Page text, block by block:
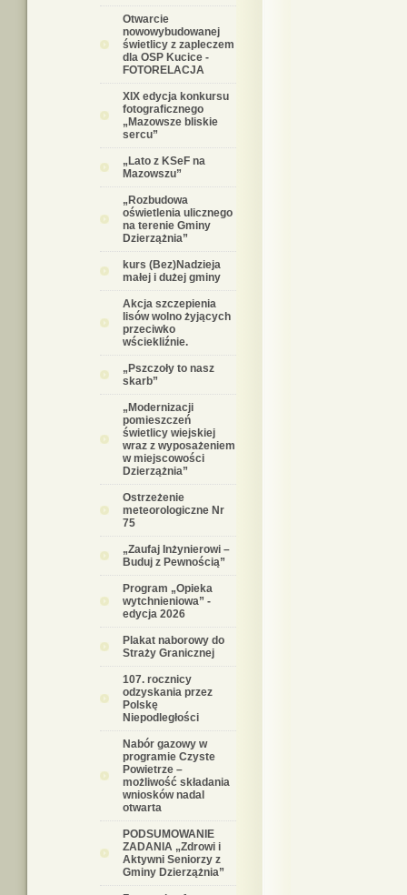
Otwarcie
nowowybudowanej
świetlicy z zapleczem
dla OSP Kucice -
FOTORELACJA
XIX edycja konkursu
fotograficznego
„Mazowsze bliskie
sercu”
„Lato z KSeF na
Mazowszu”
„Rozbudowa
oświetlenia ulicznego
na terenie Gminy
Dzierzążnia”
kurs (Bez)Nadzieja
małej i dużej gminy
Akcja szczepienia
lisów wolno żyjących
przeciwko
wściekliźnie.
„Pszczoły to nasz
skarb”
„Modernizacji
pomieszczeń
świetlicy wiejskiej
wraz z wyposażeniem
w miejscowości
Dzierzążnia”
Ostrzeżenie
meteorologiczne Nr
75
„Zaufaj Inżynierowi –
Buduj z Pewnością”
Program „Opieka
wytchnieniowa” -
edycja 2026
Plakat naborowy do
Straży Granicznej
107. rocznicy
odzyskania przez
Polskę
Niepodległości
Nabór gazowy w
programie Czyste
Powietrze –
możliwość składania
wniosków nadal
otwarta
PODSUMOWANIE
ZADANIA „Zdrowi i
Aktywni Seniorzy z
Gminy Dzierzążnia”